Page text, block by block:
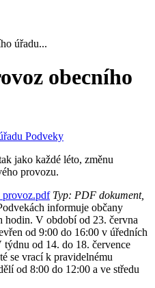
úřadu...
obecního
jako každé léto, změnu
provozu.
Typ: PDF dokument,
informuje občany
hodin. V období od 23. června
od 9:00 do 16:00 v úředních
od 14. do 18. července
se vrací k pravidelnému
od 8:00 do 12:00 a ve středu